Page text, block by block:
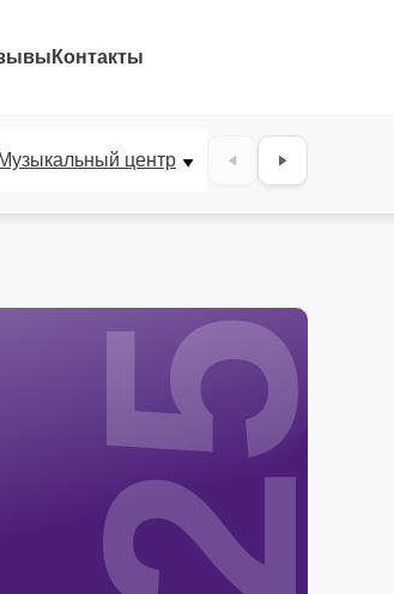
Контакты
Музыкальный центр DJ-пульт
25%